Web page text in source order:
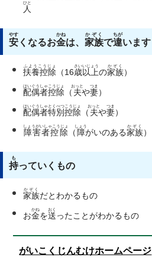
人
ひと
安
やす
くなるお金
かね
は、 家族
かぞく
で違
ちが
います
扶養控除
ふようこうじょ
（16歳
さい
以上
いじょう
の家族
かぞく
）
配偶者控除
はいぐうしゃこうじょ
（ 夫
おっと
や妻
つま
）
配偶者特別控除
はいぐうしゃとくべつこうじょ
（ 夫
おっと
や妻
つま
）
障害者控除
しょうがいしゃこうじょ
（ 障
しょう
がいのある家族
かぞく
）
持
も
っていくもの
家族
かぞく
だとわかるもの
お金
かね
を送
おく
ったことがわかるもの
がいこくじんむけホームページ